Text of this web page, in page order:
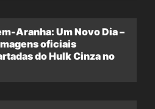
Aranha: Um Novo Dia –
oficiais
do Hulk Cinza no